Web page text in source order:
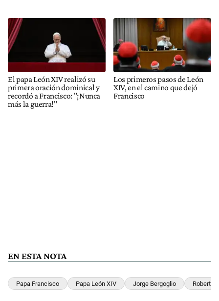
El papa León XIV realizó su
primera oración dominical y
recordó a Francisco: "¡Nunca
más la guerra!"
Los primeros pasos de León
XIV, en el camino que dejó
Francisco
EN ESTA NOTA
Papa Francisco Papa León XIV Jorge Bergoglio Robert